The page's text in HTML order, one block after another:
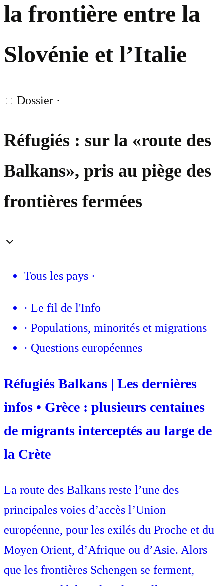
la frontière entre la
Slovénie et l’Italie
Dossier ·
Réfugiés : sur la «route des
Balkans», pris au piège des
frontières fermées
Tous les pays ·
· Le fil de l'Info
· Populations, minorités et migrations
· Questions européennes
Réfugiés Balkans | Les dernières
infos • Grèce : plusieurs centaines
de migrants interceptés au large de
la Crète
La route des Balkans reste l’une des
principales voies d’accès l’Union
européenne, pour les exilés du Proche et du
Moyen Orient, d’Afrique ou d’Asie. Alors
que les frontières Schengen se ferment,